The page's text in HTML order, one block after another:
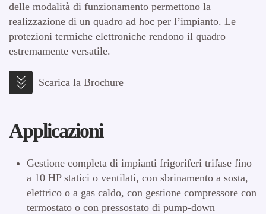
delle modalità di funzionamento permettono la
realizzazione di un quadro ad hoc per l’impianto. Le
protezioni termiche elettroniche rendono il quadro
estremamente versatile.
Scarica la Brochure
Applicazioni
Gestione completa di impianti frigoriferi trifase fino
a 10 HP statici o ventilati, con sbrinamento a sosta,
elettrico o a gas caldo, con gestione compressore con
termostato o con pressostato di pump-down